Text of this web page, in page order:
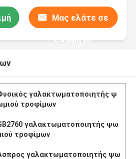
Μας ελάτε σε
επαφή με
γαλακτωματοποιητής ψ
τροφίμων
γαλακτωματοποιητής ψω
τροφίμων
γαλακτωματοποιητής ψω